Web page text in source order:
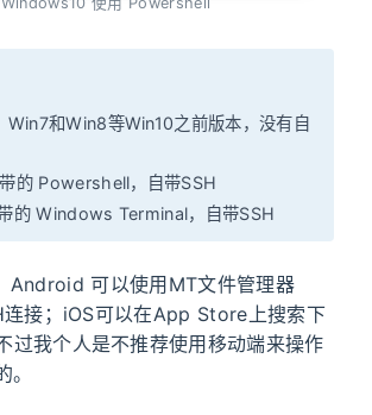
Win7和Win8等Win10之前版本，没有自
的 Powershell，自带SSH
的 Windows Terminal，自带SSH
Android 可以使用MT文件管理器
接；iOS可以在App Store上搜索下
过我个人是不推荐使用移动端来操作